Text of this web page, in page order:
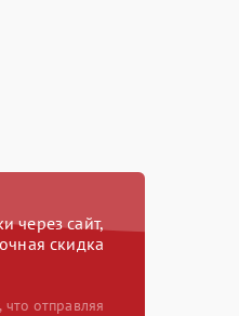
через сайт,
скидка
отправляя